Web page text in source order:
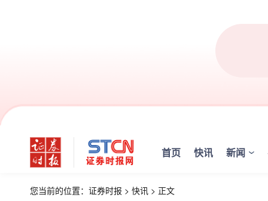
首页 快讯 新闻
您当前的位置： 证券时报 > 快讯 > 正文